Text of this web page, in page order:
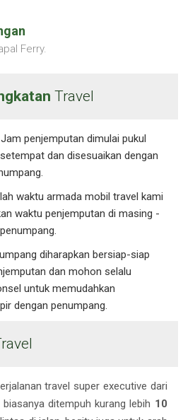
Ferry.
Travel
Jam penjemputan dimulai pukul
dan disesuaikan dengan
waktu armada mobil travel kami
waktu penjemputan di masing -
diharapkan bersiap-siap
dan mohon selalu
untuk memudahkan
dengan penumpang.
travel super executive dari
biasanya ditempuh kurang lebih 10